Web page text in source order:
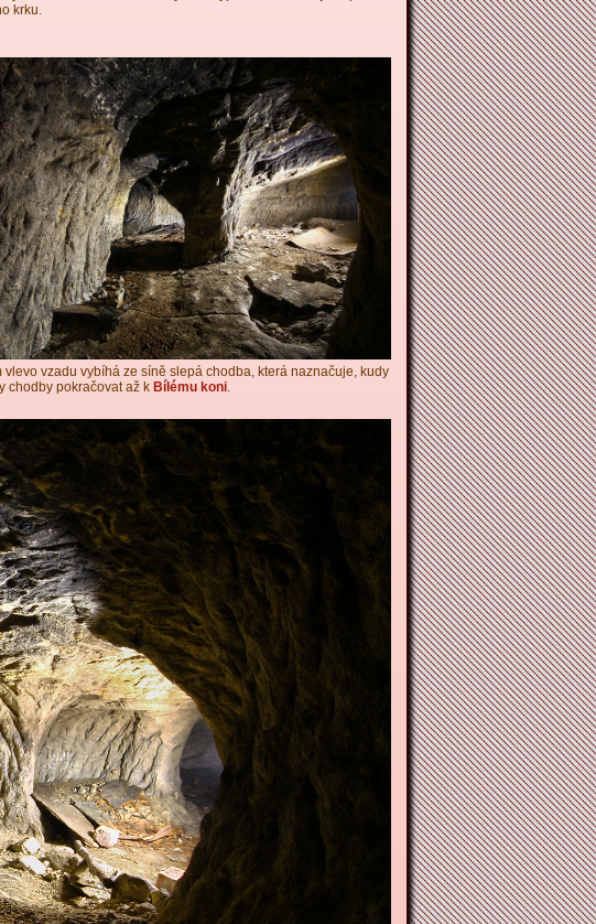
krku.
vlevo vzadu vybíhá ze síně slepá chodba, která naznačuje, kudy
chodby pokračovat až k Bílému koni.